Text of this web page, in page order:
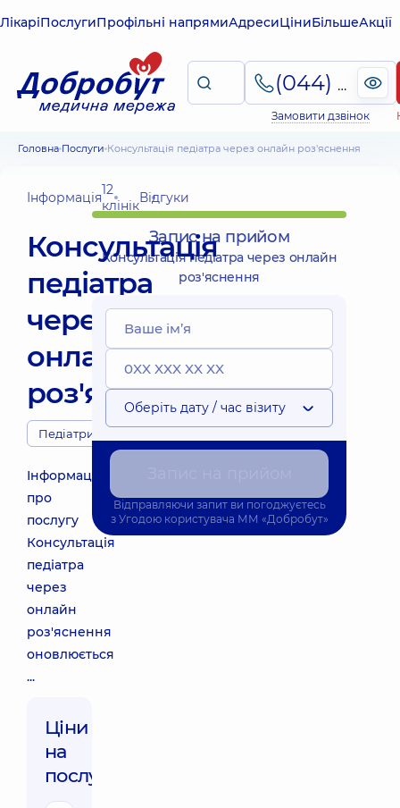
ЛікаріПослугиПрофільні напрямиАдресиЦіниБільшеАкції
(044) 495-2-888
Замовити дзвінок
Головна Послуги Консультація педіатра через онлайн роз'яснення
Інформація12
клінікВідгуки
Консультація
педіатра
через
онлайн
роз'яснення
Педіатри
Інформація
про
послугу
Консультація
педіатра
через
онлайн
роз'яснення
оновлюється
...
Ціни
на
послуги:
Запис на прийом
Консультація педіатра через онлайн
роз'яснення
Оберіть дату / час візиту
Відправляючи запит ви погоджуєтесь
з Угодою користувача ММ «Добробут»